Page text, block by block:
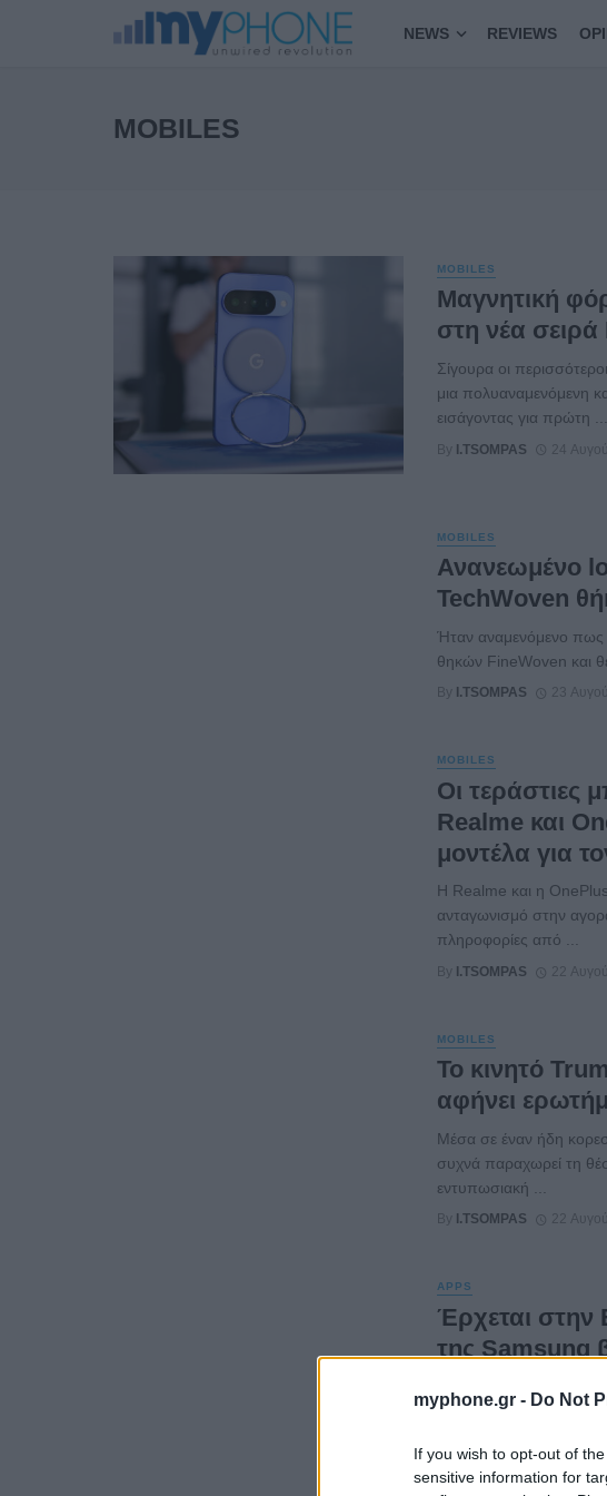
myphone.gr - Do Not
If you wish to opt-out of
sensitive information for
NEWS REVIEWS
MOBILES
MOBILES
Μαγνητική
στη νέα
Σίγουρα οι
μια πολυαναμενόμενη
εισάγοντας για πρώτη ...
By I.TSOMPAS 24
MOBILES
Ανανεωμένο
TechWoven
Ήταν αναμενόμενο πως
θηκών FineWoven και
By I.TSOMPAS 23
MOBILES
Οι τεράστιες
Realme και
μοντέλα για
Η Realme και η OnePlus
ανταγωνισμό στην
πληροφορίες από ...
By I.TSOMPAS 22
MOBILES
Το κινητό
αφήνει
Μέσα σε έναν ήδη
συχνά παραχωρεί τη
εντυπωσιακή ...
By I.TSOMPAS 22
APPS
Έρχεται
της Samsung
έναρξη της